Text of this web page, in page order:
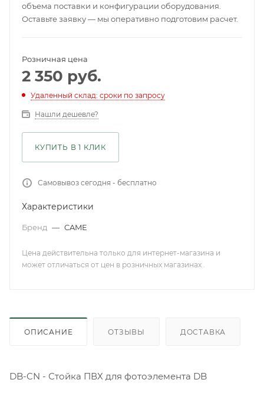
объема поставки и конфигурации оборудования.
Оставьте заявку — мы оперативно подготовим расчет.
Розничная цена
2 350 руб.
Удаленный склад: сроки по запросу
Нашли дешевле?
КУПИТЬ В 1 КЛИК
Самовывоз сегодня - бесплатно
Характеристики
Бренд — CAME
Цена действительна только для интернет-магазина и
может отличаться от цен в розничных магазинах .
ОПИСАНИЕ ОТЗЫВЫ ДОСТАВКА
DB-CN - Стойка ПВХ для фотоэлемента DB